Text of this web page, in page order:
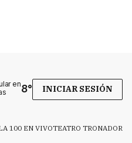
en8° INICIAR SESIÓN
100 EN VIVOTEATRO TRONADOR